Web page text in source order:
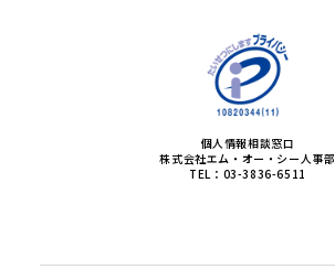
個人情報相談窓口
株式会社エム・オー・シー人事部
TEL：03-3836-6511